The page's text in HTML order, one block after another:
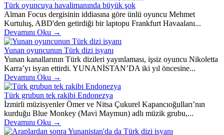
Türk oyuncuya havalimanında büyük şok
Alman Focus dergisinin iddiasına göre ünlü oyuncu Mehmet
Kurtuluş, ABD'den getirdiği bir laptopu Frankfurt Havaalanı...
Devamını Oku →
Yunan oyuncunun Türk dizi isyanı
Yunan kanallarının Türk dizileri yayınlaması, işsiz oyuncu Nikoletta
Karra’yı isyan ettirdi. YUNANİSTAN’DA iki yıl öncesine...
Devamını Oku →
Türk grubun tek rakibi Endonezya
İzmirli müzisyenler Ömer ve Nitsa Çukurel Kapancıoğulları’nın
kurduğu Blue Monkey (Mavi Maymun) adlı müzik grubu,...
Devamını Oku →